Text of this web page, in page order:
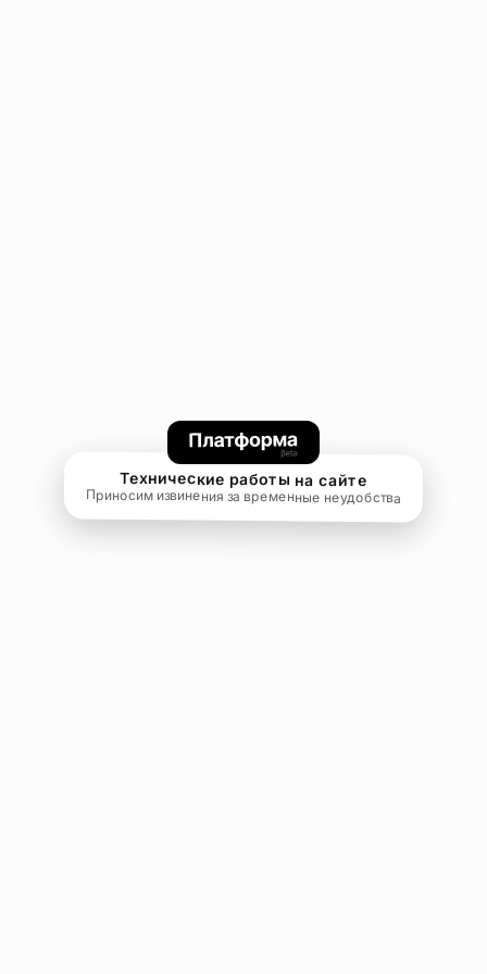
Технические работы на сайте
Приносим извинения за временные неудобства